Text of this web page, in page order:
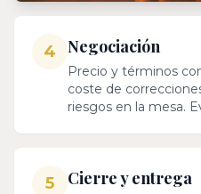
4 Negociación
Precio y términos
coste de
riesgos en la mesa.
5 Cierre y entrega